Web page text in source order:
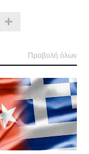
Προβολή όλων